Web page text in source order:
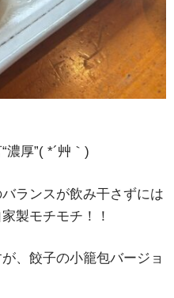
濃厚”( *´艸｀)
ランスが飲み干さずには
製モチモチ！！
、餃子の小籠包バージョ